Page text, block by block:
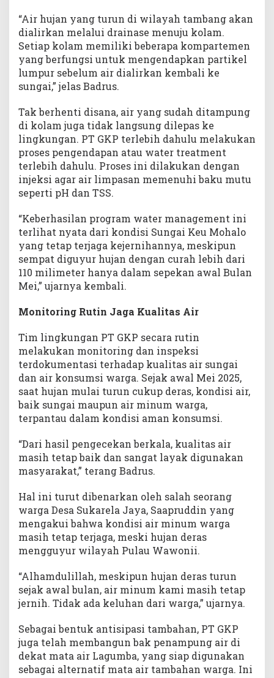
“Air hujan yang turun di wilayah tambang akan
dialirkan melalui drainase menuju kolam.
Setiap kolam memiliki beberapa kompartemen
yang berfungsi untuk mengendapkan partikel
lumpur sebelum air dialirkan kembali ke
sungai,” jelas Badrus.
Tak berhenti disana, air yang sudah ditampung
di kolam juga tidak langsung dilepas ke
lingkungan. PT GKP terlebih dahulu melakukan
proses pengendapan atau water treatment
terlebih dahulu. Proses ini dilakukan dengan
injeksi agar air limpasan memenuhi baku mutu
seperti pH dan TSS.
“Keberhasilan program water management ini
terlihat nyata dari kondisi Sungai Keu Mohalo
yang tetap terjaga kejernihannya, meskipun
sempat diguyur hujan dengan curah lebih dari
110 milimeter hanya dalam sepekan awal Bulan
Mei,” ujarnya kembali.
Monitoring Rutin Jaga Kualitas Air
Tim lingkungan PT GKP secara rutin
melakukan monitoring dan inspeksi
terdokumentasi terhadap kualitas air sungai
dan air konsumsi warga. Sejak awal Mei 2025,
saat hujan mulai turun cukup deras, kondisi air,
baik sungai maupun air minum warga,
terpantau dalam kondisi aman konsumsi.
“Dari hasil pengecekan berkala, kualitas air
masih tetap baik dan sangat layak digunakan
masyarakat,” terang Badrus.
Hal ini turut dibenarkan oleh salah seorang
warga Desa Sukarela Jaya, Saapruddin yang
mengakui bahwa kondisi air minum warga
masih tetap terjaga, meski hujan deras
mengguyur wilayah Pulau Wawonii.
“Alhamdulillah, meskipun hujan deras turun
sejak awal bulan, air minum kami masih tetap
jernih. Tidak ada keluhan dari warga,” ujarnya.
Sebagai bentuk antisipasi tambahan, PT GKP
juga telah membangun bak penampung air di
dekat mata air Lagumba, yang siap digunakan
sebagai alternatif mata air tambahan warga. Ini